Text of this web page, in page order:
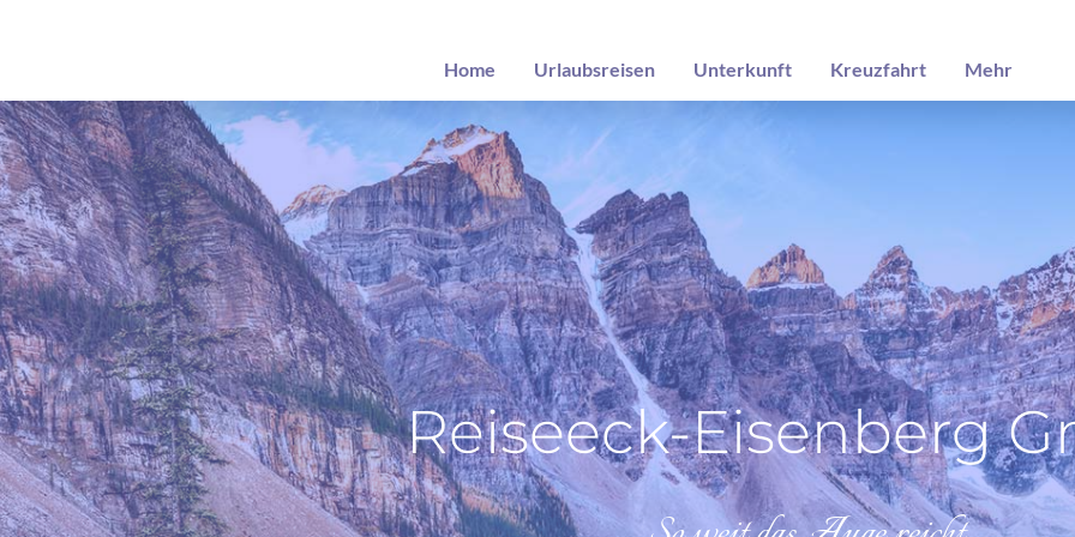
Home Urlaubsreisen Unterkunft Kreuzfahrt Mehr
Reiseeck-Eisenberg